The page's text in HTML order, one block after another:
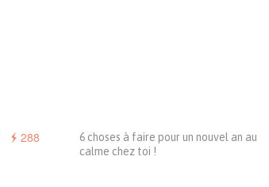
288
6 choses à faire pour un nouvel an au
calme chez toi !